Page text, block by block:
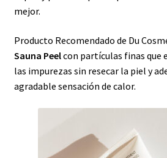
mejor.
Producto Recomendado de Du
Sauna Peelcon partículas finas que
las impurezas sin resecar la piel y
agradable sensación de calor.